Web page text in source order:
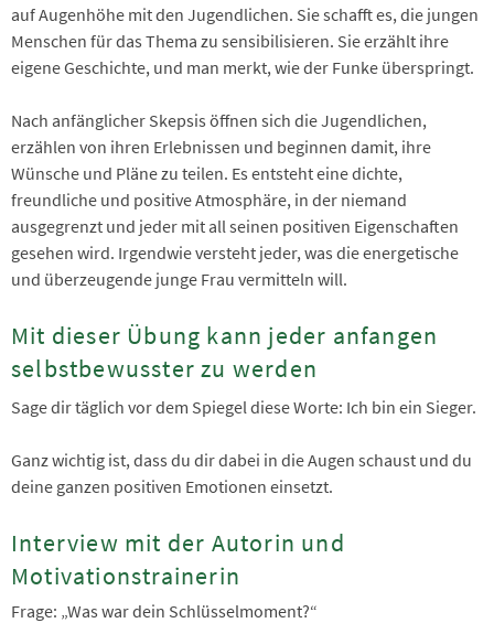
auf Augenhöhe mit den Jugendlichen. Sie schafft es, die jungen
Menschen für das Thema zu sensibilisieren. Sie erzählt ihre
eigene Geschichte, und man merkt, wie der Funke überspringt.
Nach anfänglicher Skepsis öffnen sich die Jugendlichen,
erzählen von ihren Erlebnissen und beginnen damit, ihre
Wünsche und Pläne zu teilen. Es entsteht eine dichte,
freundliche und positive Atmosphäre, in der niemand
ausgegrenzt und jeder mit all seinen positiven Eigenschaften
gesehen wird. Irgendwie versteht jeder, was die energetische
und überzeugende junge Frau vermitteln will.
Mit dieser Übung kann jeder anfangen
selbstbewusster zu werden
Sage dir täglich vor dem Spiegel diese Worte: Ich bin ein Sieger.
Ganz wichtig ist, dass du dir dabei in die Augen schaust und du
deine ganzen positiven Emotionen einsetzt.
Interview mit der Autorin und
Motivationstrainerin
Frage: „Was war dein Schlüsselmoment?“